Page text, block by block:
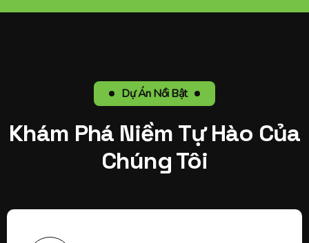
Dự Án Nổi Bật
Khám Phá Niềm Tự Hào Của
Chúng Tôi